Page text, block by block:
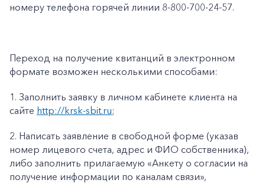
номеру телефона горячей линии 8-800-700-24-57.
Переход на получение квитанций в электронном
формате возможен несколькими способами:
1. Заполнить заявку в личном кабинете клиента на
сайте http://krsk-sbit.ru;
2. Написать заявление в свободной форме (указав
номер лицевого счета, адрес и ФИО собственника),
либо заполнить прилагаемую «Анкету о согласии на
получение информации по каналам связи»,